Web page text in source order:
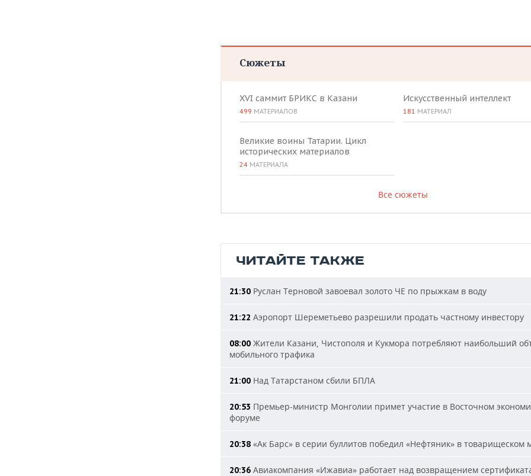
Сюжеты
XVI саммит БРИКС в Казани
499 МАТЕРИАЛОВ
Великие воины Татарии. Цикл
исторических материалов
24 МАТЕРИАЛА
Искусственный интеллект
181 МАТЕРИАЛ
Все сюжеты
ЧИТАЙТЕ ТАКЖЕ
21:30 Руслан Терновой завоевал золото ЧЕ по прыжкам в воду
21:22 Аэропорт Шереметьево разрешили продать частному инвестору
08:00 Жители Казани, Чистополя и Кукмора потребляют наибольший
мобильного трафика
21:00 Над Татарстаном сбили БПЛА
20:53 Премьер-министр Монголии примет участие в Восточном
форуме
20:38 «Ак Барс» в серии буллитов победил «Нефтяник» в товарищеском
20:36 Авиакомпания «Ижавиа» работает над возвращением